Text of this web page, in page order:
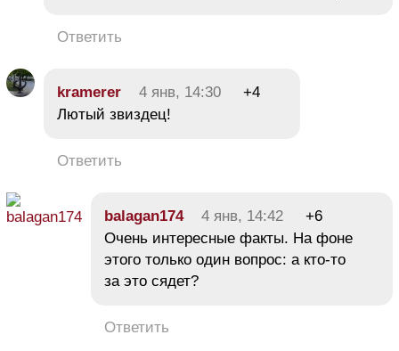
Ответить
kramerer 4 янв, 14:30
+4
Лютый звиздец!
Ответить
balagan174 4 янв, 14:42
+6
Очень интересные факты. На фоне
этого только один вопрос: а кто-то
за это сядет?
Ответить